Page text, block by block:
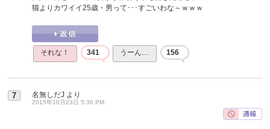
猫よりカワイイ25歳・男って･･･すごいわな～ｗｗｗ
それな！ 341 うーん… 156
7 名無しだJ より
2015年10月23日 5:36 PM